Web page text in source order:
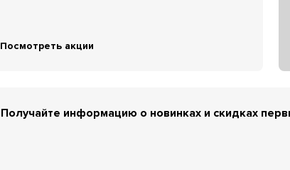
Посмотреть акции
Получайте информацию о новинках и скидках